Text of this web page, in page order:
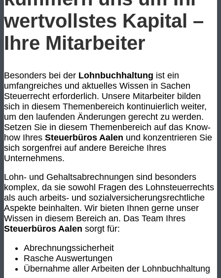
wertvollstes Kapital –
Ihre Mitarbeiter
Besonders bei der Lohnbuchhaltung ist ein
umfangreiches und aktuelles Wissen in Sachen
Steuerrecht erforderlich. Unsere Mitarbeiter bilden
sich in diesem Themenbereich kontinuierlich weiter,
um den laufenden Änderungen gerecht zu werden.
Setzen Sie in diesem Themenbereich auf das Know-
how Ihres Steuerbüros Aalen und konzentrieren Sie
sich sorgenfrei auf andere Bereiche Ihres
Unternehmens.
Lohn- und Gehaltsabrechnungen sind besonders
komplex, da sie sowohl Fragen des Lohnsteuerrechts
als auch arbeits- und sozialversicherungsrechtliche
Aspekte beinhalten. Wir bieten Ihnen gerne unser
Wissen in diesem Bereich an. Das Team Ihres
Steuerbüros Aalen sorgt für:
Abrechnungssicherheit
Rasche Auswertungen
Übernahme aller Arbeiten der Lohnbuchhaltung